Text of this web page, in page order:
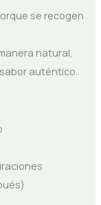
se recogen
natural,
auténtico.